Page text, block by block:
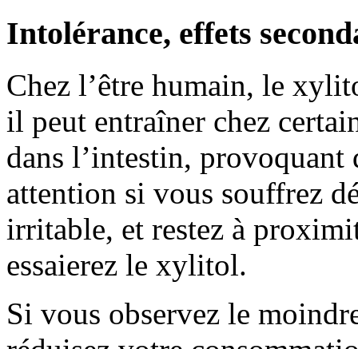
Intolérance, effets
Chez l’être humain, le
il peut entraîner chez
dans l’intestin, provoquant
attention si vous souffrez
irritable, et restez à
essaierez le xylitol.
Si vous observez le